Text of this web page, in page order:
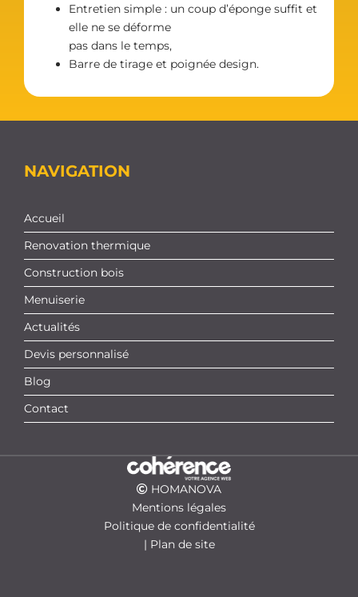
Entretien simple : un coup d’éponge suffit et
elle ne se déforme
pas dans le temps,
Barre de tirage et poignée design.
NAVIGATION
Accueil
Renovation thermique
Construction bois
Menuiserie
Actualités
Devis personnalisé
Blog
Contact
HOMANOVA
Mentions légales
Politique de confidentialité
| Plan de site